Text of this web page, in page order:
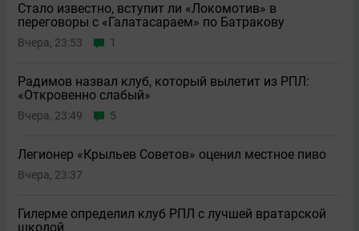
Стало известно, вступит ли «Локомотив» в
переговоры с «Галатасараем» по Батракову
Вчера, 23:53 1
Радимов назвал клуб, который вылетит из РПЛ:
«Откровенно слабый»
Вчера, 23:49 5
Легионер «Крыльев Советов» оценил местное пиво
Вчера, 23:37
Гилерме определил клуб РПЛ с лучшей вратарской
школой